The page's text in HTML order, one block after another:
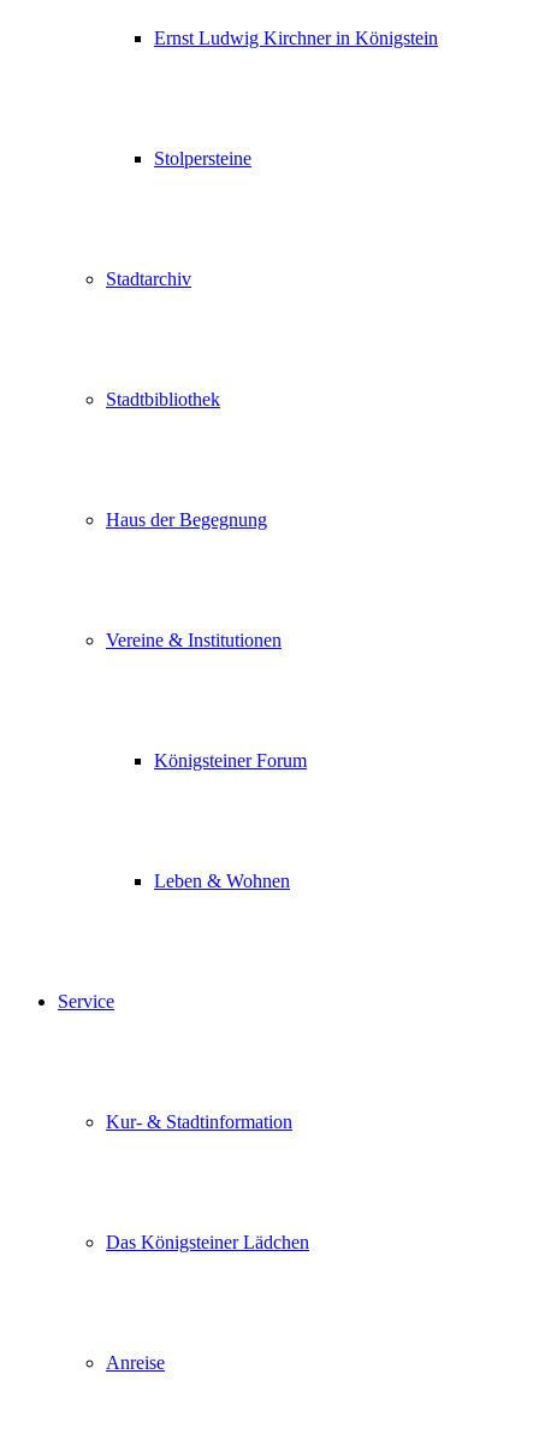
Ernst Ludwig Kirchner in Königstein
Stolpersteine
Stadtarchiv
Stadtbibliothek
Haus der Begegnung
Vereine & Institutionen
Königsteiner Forum
Leben & Wohnen
Service
Kur- & Stadtinformation
Das Königsteiner Lädchen
Anreise